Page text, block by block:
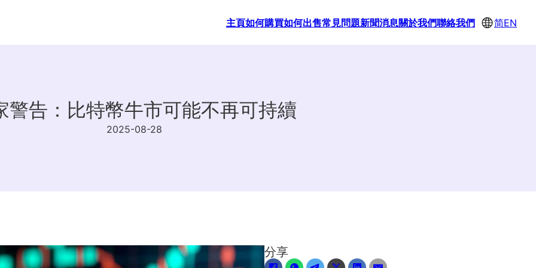
主頁如何購買如何出售常見問題新聞消息關於我們聯絡我們 简EN
警告：比特幣牛市可能不再可持續
2025-08-28
分享